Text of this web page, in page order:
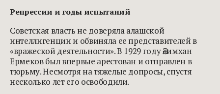
Репрессии и годы испытаний
Советская власть не доверяла алашской
интеллигенции и обвиняла ее представителей в
«вражеской деятельности». В 1929 году Әлимхан
Ермеков был впервые арестован и отправлен в
тюрьму. Несмотря на тяжелые допросы, спустя
несколько лет его освободили.